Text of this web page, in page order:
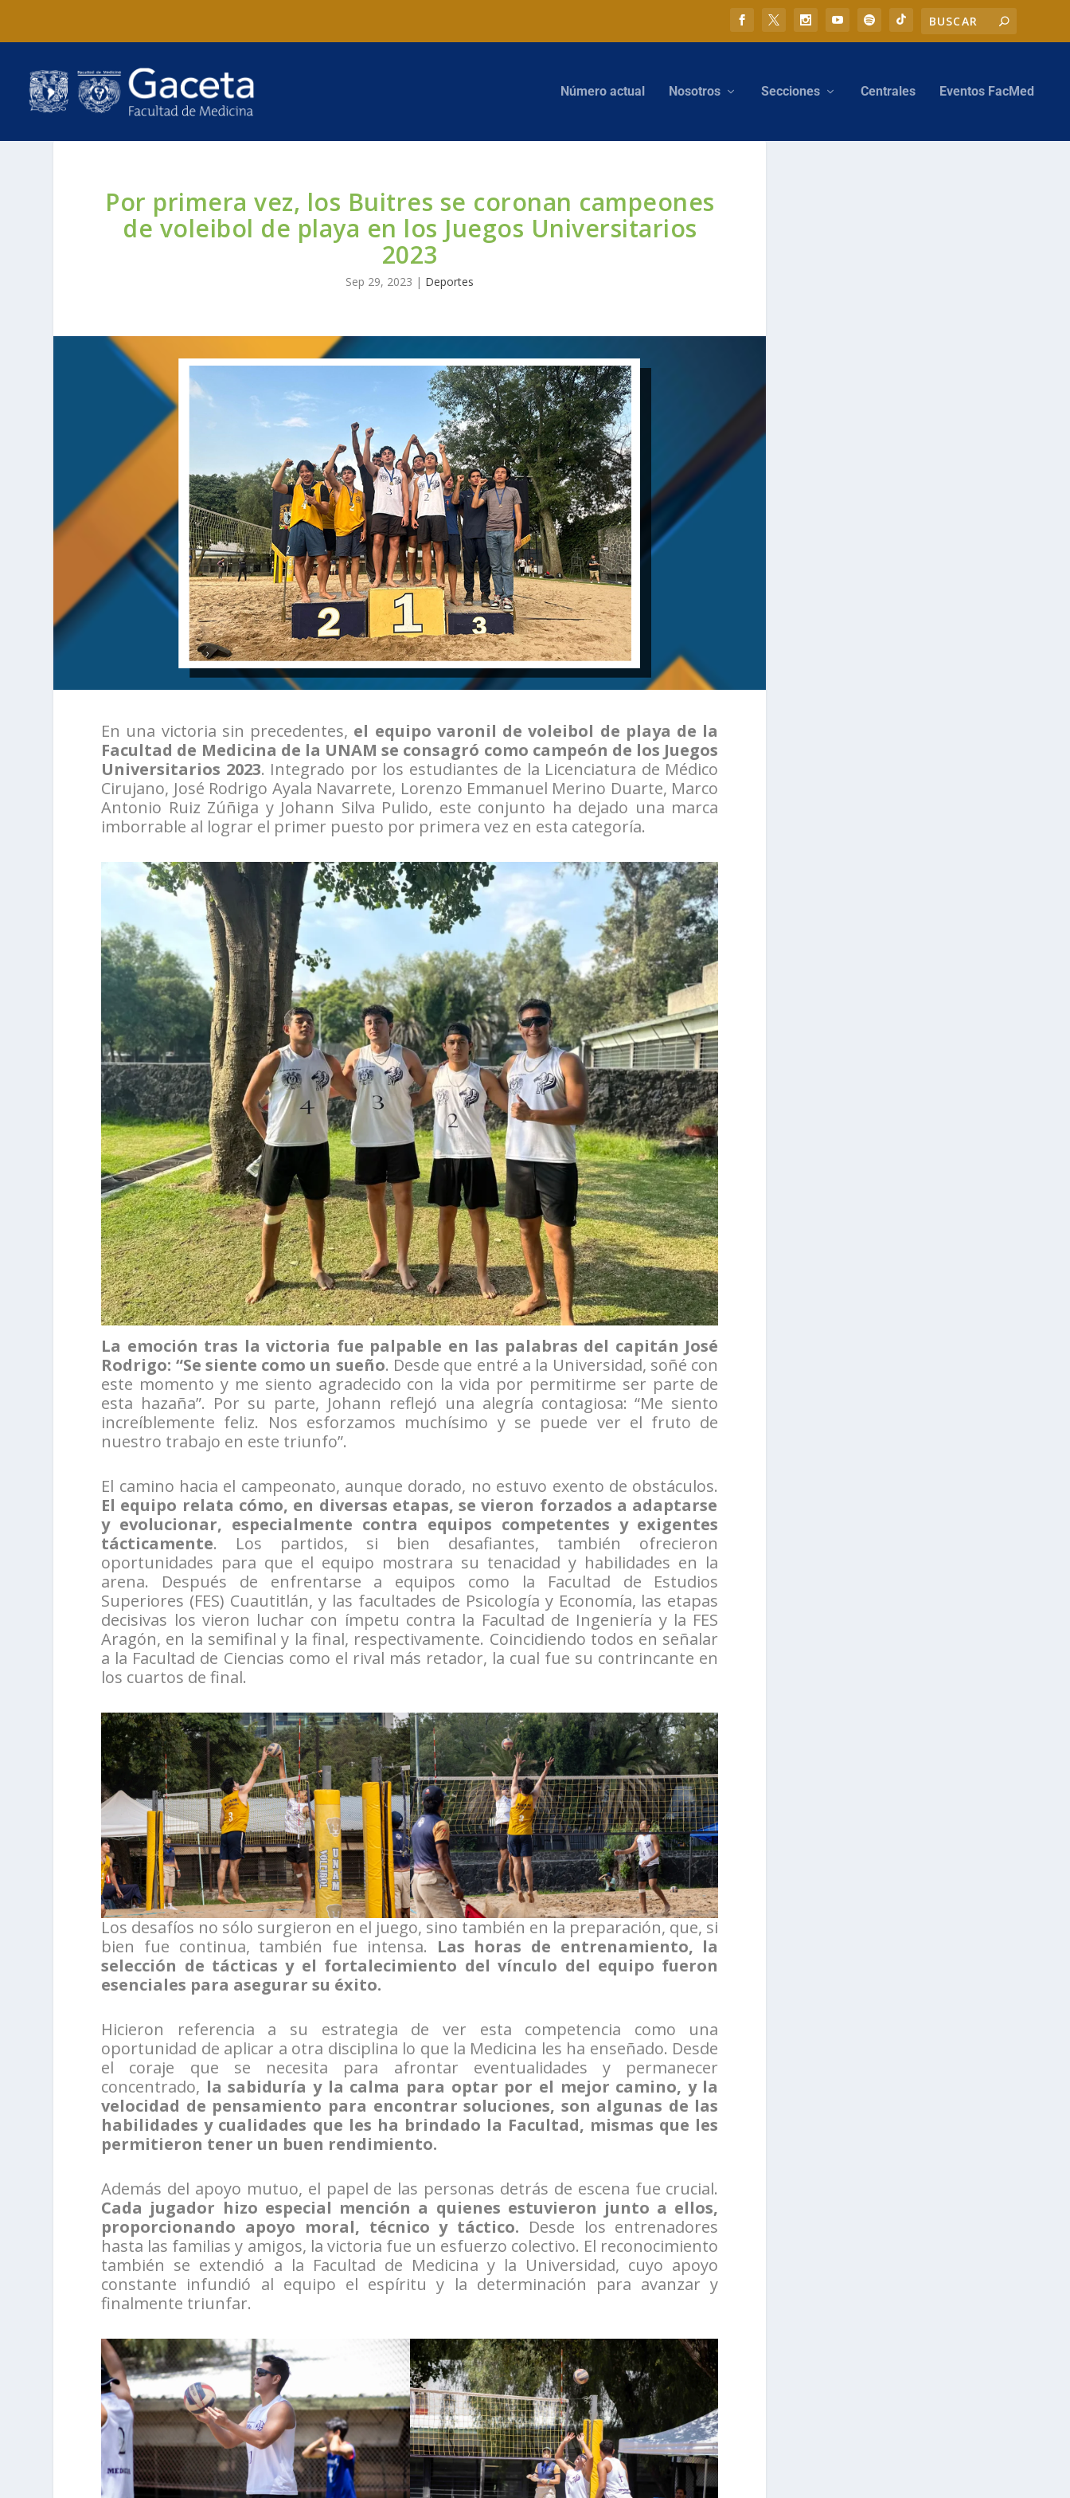
Número actual Nosotros Secciones Centrales Eventos FacMed
Por primera vez, los Buitres se coronan campeones
de voleibol de playa en los Juegos Universitarios
2023
Sep 29, 2023 | Deportes
En una victoria sin precedentes, el equipo varonil de voleibol de playa de la
Facultad de Medicina de la UNAM se consagró como campeón de los Juegos
Universitarios 2023. Integrado por los estudiantes de la Licenciatura de Médico
Cirujano, José Rodrigo Ayala Navarrete, Lorenzo Emmanuel Merino Duarte, Marco
Antonio Ruiz Zúñiga y Johann Silva Pulido, este conjunto ha dejado una marca
imborrable al lograr el primer puesto por primera vez en esta categoría.
La emoción tras la victoria fue palpable en las palabras del capitán José
Rodrigo: “Se siente como un sueño. Desde que entré a la Universidad, soñé con
este momento y me siento agradecido con la vida por permitirme ser parte de
esta hazaña”. Por su parte, Johann reflejó una alegría contagiosa: “Me siento
increíblemente feliz. Nos esforzamos muchísimo y se puede ver el fruto de
nuestro trabajo en este triunfo”.
El camino hacia el campeonato, aunque dorado, no estuvo exento de obstáculos.
El equipo relata cómo, en diversas etapas, se vieron forzados a adaptarse
y evolucionar, especialmente contra equipos competentes y exigentes
tácticamente. Los partidos, si bien desafiantes, también ofrecieron
oportunidades para que el equipo mostrara su tenacidad y habilidades en la
arena. Después de enfrentarse a equipos como la Facultad de Estudios
Superiores (FES) Cuautitlán, y las facultades de Psicología y Economía, las etapas
decisivas los vieron luchar con ímpetu contra la Facultad de Ingeniería y la FES
Aragón, en la semifinal y la final, respectivamente. Coincidiendo todos en señalar
a la Facultad de Ciencias como el rival más retador, la cual fue su contrincante en
los cuartos de final.
Los desafíos no sólo surgieron en el juego, sino también en la preparación, que, si
bien fue continua, también fue intensa. Las horas de entrenamiento, la
selección de tácticas y el fortalecimiento del vínculo del equipo fueron
esenciales para asegurar su éxito.
Hicieron referencia a su estrategia de ver esta competencia como una
oportunidad de aplicar a otra disciplina lo que la Medicina les ha enseñado. Desde
el coraje que se necesita para afrontar eventualidades y permanecer
concentrado, la sabiduría y la calma para optar por el mejor camino, y la
velocidad de pensamiento para encontrar soluciones, son algunas de las
habilidades y cualidades que les ha brindado la Facultad, mismas que les
permitieron tener un buen rendimiento.
Además del apoyo mutuo, el papel de las personas detrás de escena fue crucial.
Cada jugador hizo especial mención a quienes estuvieron junto a ellos,
proporcionando apoyo moral, técnico y táctico. Desde los entrenadores
hasta las familias y amigos, la victoria fue un esfuerzo colectivo. El reconocimiento
también se extendió a la Facultad de Medicina y la Universidad, cuyo apoyo
constante infundió al equipo el espíritu y la determinación para avanzar y
finalmente triunfar.